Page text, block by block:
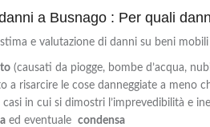
a Busnago : Per quali
e valutazione di danni su beni
(causati da piogge, bombe d’acqua,
a risarcire le cose danneggiate a meno
in cui si dimostri l’imprevedibilità e
ed eventuale condensa